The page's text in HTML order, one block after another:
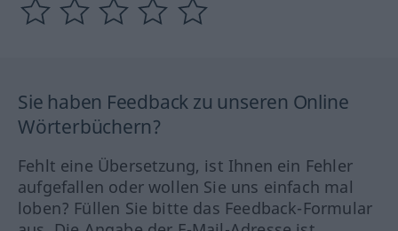
Sie haben Feedback zu unseren Online
Wörterbüchern?
Fehlt eine Übersetzung, ist Ihnen ein Fehler
aufgefallen oder wollen Sie uns einfach mal
loben? Füllen Sie bitte das Feedback-Formular